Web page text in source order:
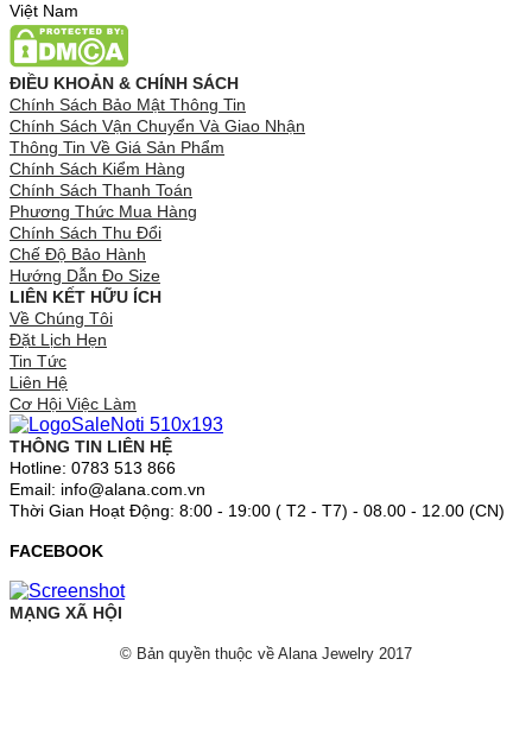
Việt Nam
ĐIỀU KHOẢN & CHÍNH SÁCH
Chính Sách Bảo Mật Thông Tin
Chính Sách Vận Chuyển Và Giao Nhận
Thông Tin Về Giá Sản Phẩm
Chính Sách Kiểm Hàng
Chính Sách Thanh Toán
Phương Thức Mua Hàng
Chính Sách Thu Đổi
Chế Độ Bảo Hành
Hướng Dẫn Đo Size
LIÊN KẾT HỮU ÍCH
Về Chúng Tôi
Đặt Lịch Hẹn
Tin Tức
Liên Hệ
Cơ Hội Việc Làm
THÔNG TIN LIÊN HỆ
Hotline: 0783 513 866
Email: info@alana.com.vn
Thời Gian Hoạt Động: 8:00 - 19:00 ( T2 - T7) - 08.00 - 12.00 (CN)
FACEBOOK
MẠNG XÃ HỘI
© Bản quyền thuộc về Alana Jewelry 2017